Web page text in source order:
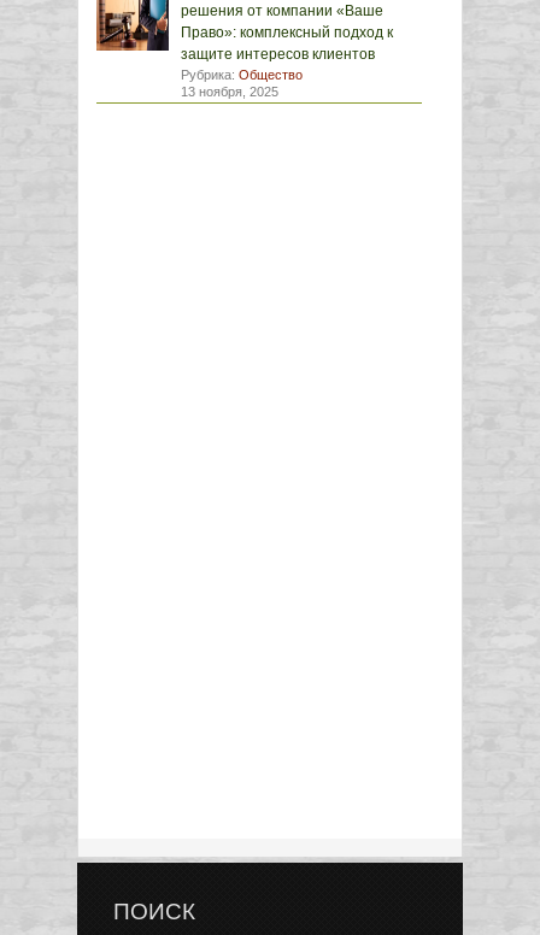
решения от компании «Ваше
Право»: комплексный подход к
защите интересов клиентов
Рубрика: Общество
13 ноября, 2025
ПОИСК